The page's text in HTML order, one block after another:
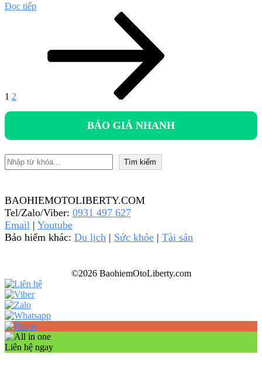
Đọc tiếp“Mức
hiểm
1 2
BÁO GIÁ NHANH
Tìm kiếm Tìm kiếm
BAOHIEMOTOLIBERTY.COM
Tel/Zalo/Viber: 0931 497 627
Email | Youtube
Bảo hiểm khác: Du lịch | Sức khỏe | Tài sản
©2026 BaohiemOtoLiberty.com
Liên hệ ngay